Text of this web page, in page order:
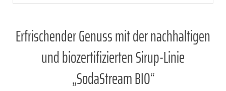
Erfrischender Genuss mit der nachhaltigen
und biozertifizierten Sirup-Linie
„SodaStream BIO“